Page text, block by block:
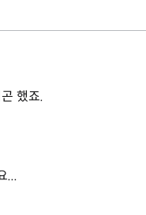
했죠.
...